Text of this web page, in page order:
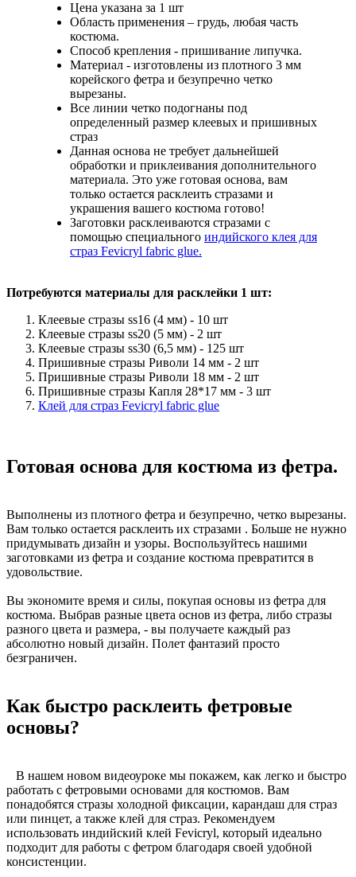
Цена указана за 1 шт
Область применения – грудь, любая часть
костюма.
Способ крепления - пришивание липучка.
Материал - изготовлены из плотного 3 мм
корейского фетра и безупречно четко
вырезаны.
Все линии четко подогнаны под
определенный размер клеевых и пришивных
страз
Данная основа не требует дальнейшей
обработки и приклеивания дополнительного
материала. Это уже готовая основа, вам
только остается расклеить стразами и
украшения вашего костюма готово!
Заготовки расклеиваются стразами с
помощью специального индийского клея для
страз Fevicryl fabric glue.
Потребуются материалы для расклейки 1 шт:
Клеевые стразы ss16 (4 мм) - 10 шт
Клеевые стразы ss20 (5 мм) - 2 шт
Клеевые стразы ss30 (6,5 мм) - 125 шт
Пришивные стразы Риволи 14 мм - 2 шт
Пришивные стразы Риволи 18 мм - 2 шт
Пришивные стразы Капля 28*17 мм - 3 шт
Клей для страз Fevicryl fabric glue
Готовая основа для костюма из фетра.
Выполнены из плотного фетра и безупречно, четко вырезаны.
Вам только остается расклеить их стразами . Больше не нужно
придумывать дизайн и узоры. Воспользуйтесь нашими
заготовками из фетра и создание костюма превратится в
удовольствие.
Вы экономите время и силы, покупая основы из фетра для
костюма. Выбрав разные цвета основ из фетра, либо стразы
разного цвета и размера, - вы получаете каждый раз
абсолютно новый дизайн. Полет фантазий просто
безграничен.
Как быстро расклеить фетровые
основы?
В нашем новом видеоуроке мы покажем, как легко и быстро
работать с фетровыми основами для костюмов. Вам
понадобятся стразы холодной фиксации, карандаш для страз
или пинцет, а также клей для страз. Рекомендуем
использовать индийский клей Fevicryl, который идеально
подходит для работы с фетром благодаря своей удобной
консистенции.